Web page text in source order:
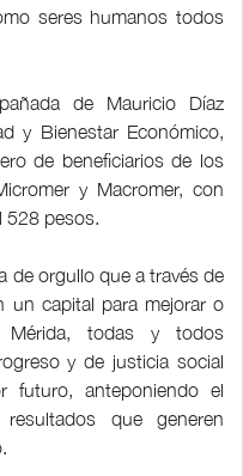
seres humanos todos
de Mauricio Díaz
y Bienestar Económico,
de beneficiarios de los
y Macromer, con
528 pesos.
de orgullo que a través de
un capital para mejorar o
Mérida, todas y todos
y de justicia social
futuro, anteponiendo el
que generen